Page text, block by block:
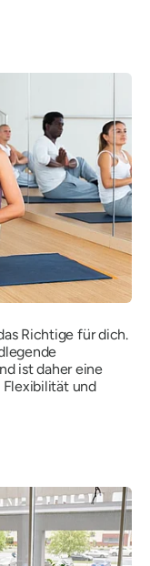
Richtige für dich.
ist daher eine
und